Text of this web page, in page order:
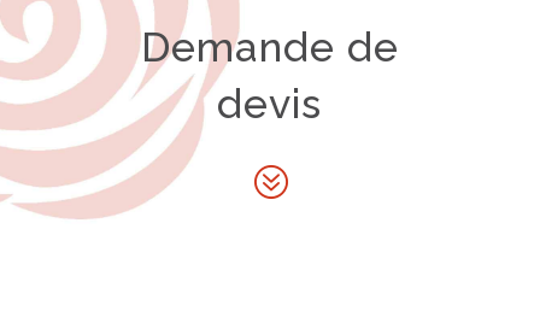
Demande de
devis
?